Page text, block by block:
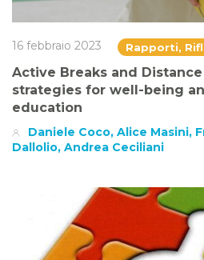
16 febbraio 2023 Rapporti,
Active Breaks and
strategies for well-being
education
Daniele Coco, Alice Masini,
Dallolio, Andrea Ceciliani